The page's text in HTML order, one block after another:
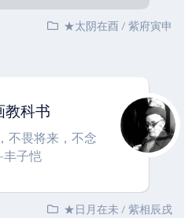
★太阴在酉/紫府寅申
教科书
不畏将来，不念
子恺
★日月在未/紫相辰戌